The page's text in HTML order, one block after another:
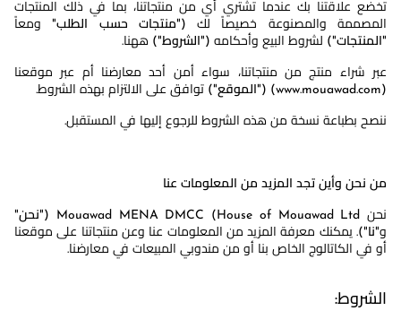
تخضع علاقتنا بك عندما تشتري أي من منتجاتنا، بما في ذلك المنتجات
المصممة والمصنوعة خصيصاً لك ("منتجات حسب الطلب" ومعاً
"المنتجات") لشروط البيع وأحكامه ("الشروط") ههنا.
عبر شراء منتج من منتجاتنا، سواء أمن أحد معارضنا أم عبر موقعنا
(www.mouawad.com) ("
الموقع") توافق على الالتزام بهذه الشروط.
ننصح بطباعة نسخة من هذه الشروط للرجوع إليها في المستقبل.
من نحن وأين تجد المزيد من المعلومات عنا
نحن Mouawad MENA DMCC (House of Mouawad Ltd (" نحن"
و"نا"). يمكنك معرفة المزيد من المعلومات عنا وعن منتجاتنا على موقعنا
أو في الكاتالوج الخاص بنا أو من مندوبي المبيعات في معارضنا.
الشروط: